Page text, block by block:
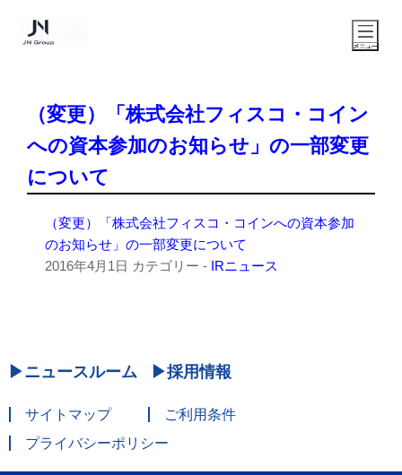
（変更）「株式会社フィスコ・コイン
への資本参加のお知らせ」の一部変更
について
（変更）「株式会社フィスコ・コインへの資本参加
のお知らせ」の一部変更について
2016年4月1日 カテゴリー - IRニュース
ニュースルーム 採用情報
サイトマップ
ご利用条件
プライバシーポリシー